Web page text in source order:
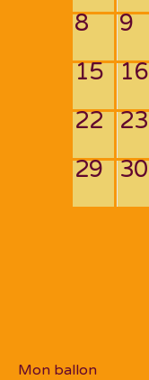
8
9
15 16
22 23
29 30
Mon ballon